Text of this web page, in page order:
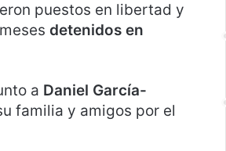
puestos en libertad y
detenidos en
a Daniel García-
familia y amigos por el